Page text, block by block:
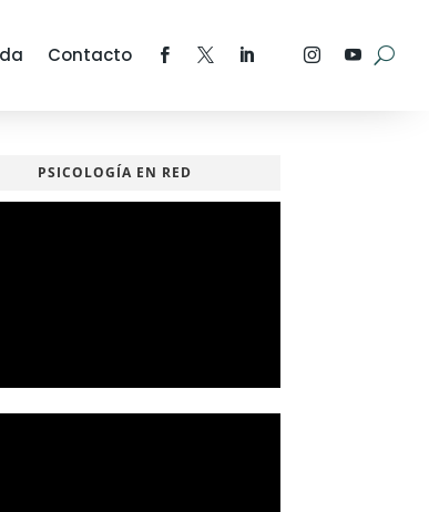
Contacto
PSICOLOGÍA EN RED